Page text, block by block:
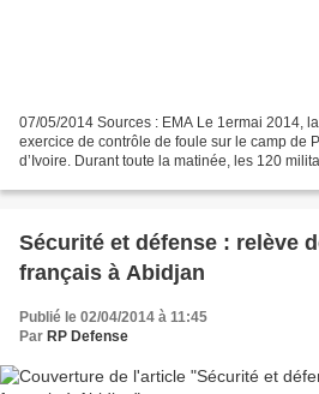
07/05/2014 Sources : EMA Le 1ermai 2014,
exercice de contrôle de foule sur le camp de
d’Ivoire. Durant toute la matinée, les 120
Sécurité et défense : relève
français à Abidjan
Publié le 02/04/2014 à 11:45
Par RP Defense